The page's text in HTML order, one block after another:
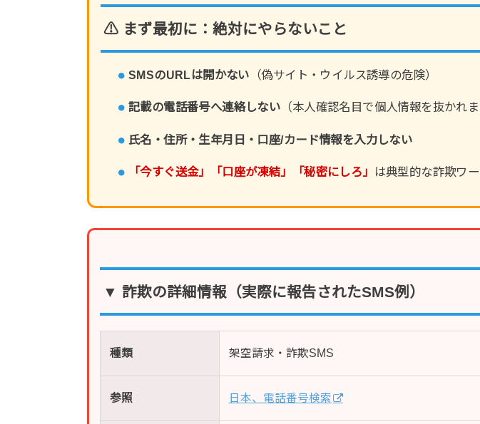
⚠ まず最初に：絶対にやらないこと
SMSのURLは開かない （偽サイト・ウイルス誘導の危険）
記載の電話番号へ連絡しない （本人確認名目で個人情報を抜かれま
氏名・住所・生年月日・口座/カード情報を入力しない
「今すぐ送金」「口座が凍結」「秘密にしろ」 は典型的な詐欺ワ
▼ 詐欺の詳細情報（実際に報告されたSMS例）
種類 架空請求・詐欺SMS
参照 日本、電話番号検索